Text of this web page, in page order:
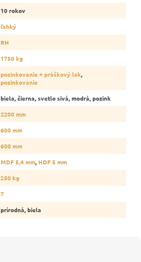
10 rokov
ľahký
RH
1750 kg
pozinkovanie + práškový lak,
pozinkovanie
biela, čierna, svetlo sivá, modrá, pozink
2200 mm
600 mm
600 mm
MDF 5,4 mm, HDF 5 mm
250 kg
7
prírodná, biela